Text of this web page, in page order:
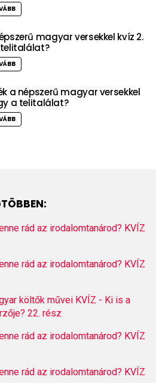
magyar versekkel kvíz 2.
a népszerű magyar versekkel
a telitalálat?
rád az irodalomtanárod? KVÍZ
rád az irodalomtanárod? KVÍZ
költők művei KVÍZ - Ki is a
22. rész
rád az irodalomtanárod? KVÍZ
rád az irodalomtanárod? KVÍZ